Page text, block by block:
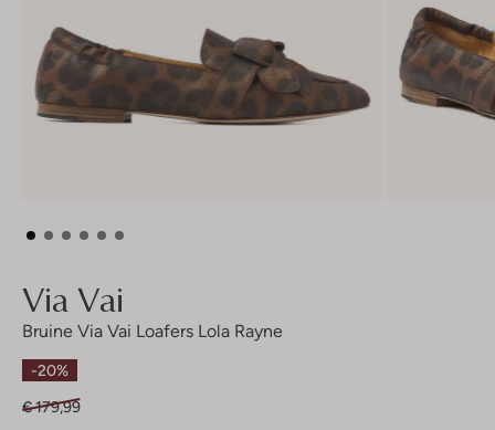
Via Vai
Bruine Via Vai Loafers Lola Rayne
-20%
€ 179,99